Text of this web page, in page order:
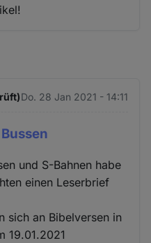
Do. 28 Jan 2021 - 14:11
und S-Bahnen habe
einen Leserbrief
sich an Bibelversen in
19.01.2021